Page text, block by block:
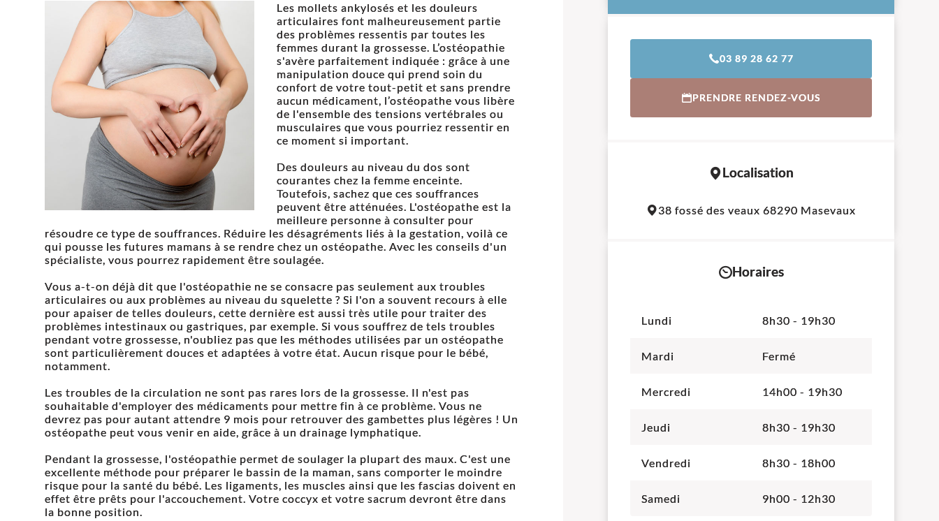
Les mollets ankylosés et les douleurs
articulaires font malheureusement partie
des problèmes ressentis par toutes les
femmes durant la grossesse. L’ostéopathie
s'avère parfaitement indiquée : grâce à une
manipulation douce qui prend soin du
confort de votre tout-petit et sans prendre
aucun médicament, l’ostéopathe vous libère
de l'ensemble des tensions vertébrales ou
musculaires que vous pourriez ressentir en
ce moment si important.
Des douleurs au niveau du dos sont
courantes chez la femme enceinte.
Toutefois, sachez que ces souffrances
peuvent être atténuées. L'ostéopathe est la
meilleure personne à consulter pour
résoudre ce type de souffrances. Réduire les désagréments liés à la gestation, voilà ce
qui pousse les futures mamans à se rendre chez un ostéopathe. Avec les conseils d'un
spécialiste, vous pourrez rapidement être soulagée.
Vous a-t-on déjà dit que l'ostéopathie ne se consacre pas seulement aux troubles
articulaires ou aux problèmes au niveau du squelette ? Si l'on a souvent recours à elle
pour apaiser de telles douleurs, cette dernière est aussi très utile pour traiter des
problèmes intestinaux ou gastriques, par exemple. Si vous souffrez de tels troubles
pendant votre grossesse, n'oubliez pas que les méthodes utilisées par un ostéopathe
sont particulièrement douces et adaptées à votre état. Aucun risque pour le bébé,
notamment.
Les troubles de la circulation ne sont pas rares lors de la grossesse. Il n'est pas
souhaitable d'employer des médicaments pour mettre fin à ce problème. Vous ne
devrez pas pour autant attendre 9 mois pour retrouver des gambettes plus légères ! Un
ostéopathe peut vous venir en aide, grâce à un drainage lymphatique.
Pendant la grossesse, l'ostéopathie permet de soulager la plupart des maux. C'est une
excellente méthode pour préparer le bassin de la maman, sans comporter le moindre
risque pour la santé du bébé. Les ligaments, les muscles ainsi que les fascias doivent en
effet être prêts pour l'accouchement. Votre coccyx et votre sacrum devront être dans
la bonne position.
03 89 28 62 77
PRENDRE RENDEZ-VOUS
Localisation
+
38 fossé des veaux 68290 Masevaux
Horaires
Lundi 8h30 - 19h30
Mardi Fermé
Mercredi 14h00 - 19h30
Jeudi 8h30 - 19h30
Vendredi 8h30 - 18h00
Samedi 9h00 - 12h30